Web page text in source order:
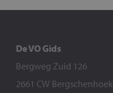
De VO Gids
Bergweg Zuid 126
2661 CW Bergschenhoek